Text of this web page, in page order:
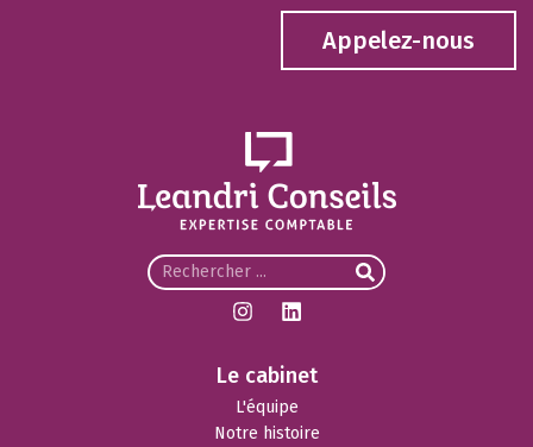
Appelez-nous
Le cabinet
L'équipe
Notre histoire